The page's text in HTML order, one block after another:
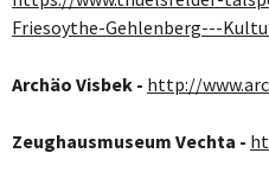
Friesoythe-Gehlenberg---
Archäo Visbek - http://
Zeughausmuseum Vechta -